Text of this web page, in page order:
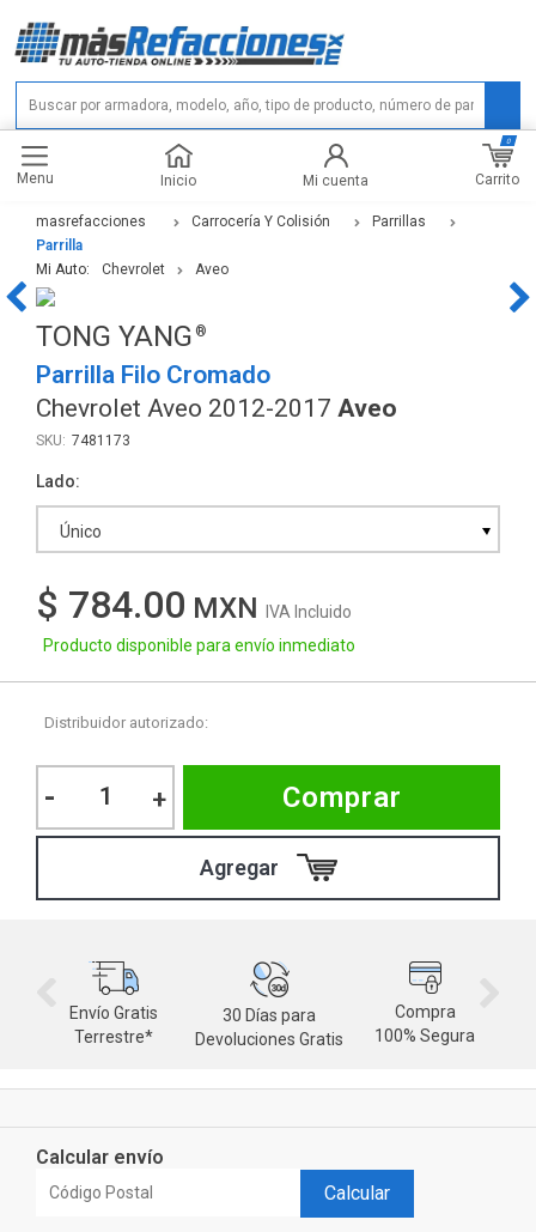
Menu Inicio Mi cuenta Carrito
0
masrefacciones Carrocería Y Colisión
Parrillas
Parrilla
Mi Auto:
Chevrolet Aveo
TONG YANG
Parrilla Filo Cromado
Chevrolet Aveo 2012-2017 Aveo
7481173
Lado
Único
$ 784.00
IVA Incluido
Producto disponible para envío inmediato
Distribuidor autorizado:
- + Comprar
Envío Gratis
Terrestre*
30 Días para
Devoluciones Gratis
Compra
100% Segura
Calcular envío
Calcular